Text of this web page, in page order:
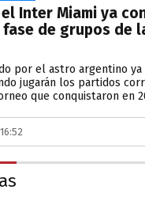
Inter Miami ya
de grupos de
por el astro argentino ya
jugarán los partidos
que conquistaron en